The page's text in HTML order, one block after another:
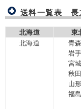
送料一覧表 長
北海道 東
北海道
青
岩
宮
秋
山
福